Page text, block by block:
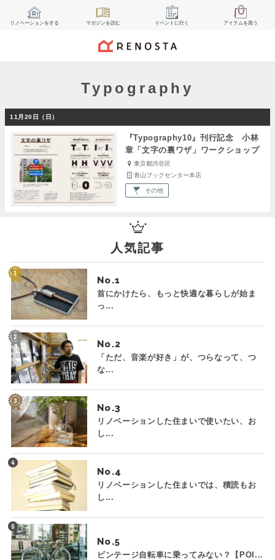
リノベーションをする マガジンを読む イベント に行く アイテムを買う
Typography
11月20日（日）
『Typography10』刊行記念 小林
章「文字の裏ワザ」ワークショップ
東京都渋谷区
青山ブックセンター本店
その他
人気記事
No.
首にかけたら、もっと快適な暮らしが始ま
っ...
No.
「ただ、音楽が好き」が、つらなって、つ
な...
No.
リノベーションした住まいで使いたい、お
し...
No.
リノベーションした住まいでは、積読もお
し...
No.
ビンテージ自転車に乗ってみない？【POI...